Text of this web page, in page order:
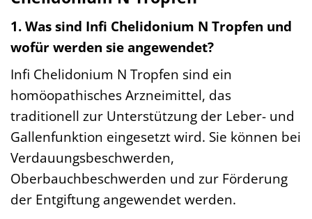
1. Was sind Infi Chelidonium N Tropfen und
wofür werden sie angewendet?
Infi Chelidonium N Tropfen sind ein
homöopathisches Arzneimittel, das
traditionell zur Unterstützung der Leber- und
Gallenfunktion eingesetzt wird. Sie können bei
Verdauungsbeschwerden,
Oberbauchbeschwerden und zur Förderung
der Entgiftung angewendet werden.